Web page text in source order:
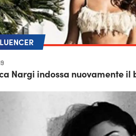
Nargi indossa nuovamente il